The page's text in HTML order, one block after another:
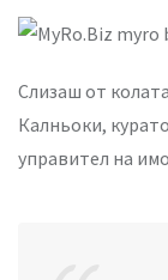
Слизаш от
Кaлньоки,
управител на